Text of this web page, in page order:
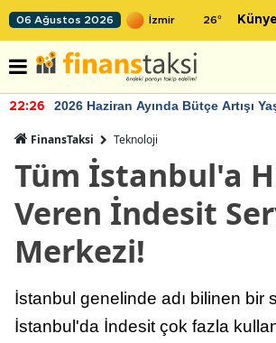
06 Ağustos 2026 26° Künye
22:26 2026 Haziran Ayında Bütçe Artışı
FinansTaksi Teknoloji
Tüm İstanbul'a
Veren İndesit
Merkezi!
İstanbul genelinde adı bilinen bir
İstanbul'da İndesit çok fazla